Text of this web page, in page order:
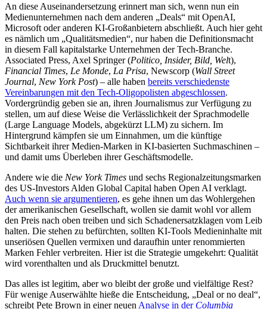
An diese Auseinandersetzung erinnert man sich, wenn nun ein
Medienunternehmen nach dem anderen „Deals“ mit OpenAI,
Microsoft oder anderen KI-Großanbietern abschließt. Auch hier geht
es nämlich um „Qualitätsmedien“, nur haben die Definitionsmacht
in diesem Fall kapitalstarke Unternehmen der Tech-Branche.
Associated Press, Axel Springer (Politico, Insider, Bild, Welt),
Financial Times, Le Monde, La Prisa, Newscorp (Wall Street
Journal, New York Post) – alle haben bereits verschiedenste
Vereinbarungen mit den Tech-Oligopolisten abgeschlossen.
Vordergründig geben sie an, ihren Journalismus zur Verfügung zu
stellen, um auf diese Weise die Verlässlichkeit der Sprachmodelle
(Large Language Models, abgekürzt LLM) zu sichern. Im
Hintergrund kämpfen sie um Einnahmen, um die künftige
Sichtbarkeit ihrer Medien-Marken in KI-basierten Suchmaschinen –
und damit ums Überleben ihrer Geschäftsmodelle.
Andere wie die New York Times und sechs Regionalzeitungsmarken
des US-Investors Alden Global Capital haben Open AI verklagt.
Auch wenn sie argumentieren, es gehe ihnen um das Wohlergehen
der amerikanischen Gesellschaft, wollen sie damit wohl vor allem
den Preis nach oben treiben und sich Schadenersatzklagen vom Leib
halten. Die stehen zu befürchten, sollten KI-Tools Medieninhalte mit
unseriösen Quellen vermixen und daraufhin unter renommierten
Marken Fehler verbreiten. Hier ist die Strategie umgekehrt: Qualität
wird vorenthalten und als Druckmittel benutzt.
Das alles ist legitim, aber wo bleibt der große und vielfältige Rest?
Für wenige Auserwählte hieße die Entscheidung, „Deal or no deal“,
schreibt Pete Brown in einer neuen Analyse in der Columbia